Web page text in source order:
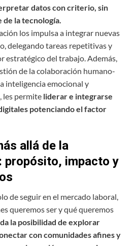
datos con criterio, sin
la tecnología.
los impulsa a integrar nuevas
delegando tareas repetitivas y
estratégico del trabajo. Además,
de la colaboración humano-
inteligencia emocional y
les permite liderar e integrarse
potenciando el factor
allá de la
propósito, impacto y
de seguir en el mercado laboral,
queremos ser y qué queremos
la posibilidad de explorar
con comunidades afines y